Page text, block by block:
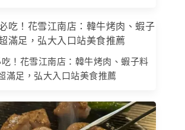
！花雪江南店：韓牛烤肉、蝦子料
滿足，弘大入口站美食推薦